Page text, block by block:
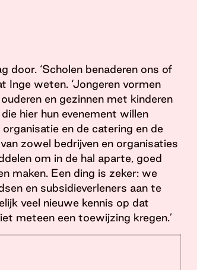
door. ‘Scholen benaderen ons of
Inge weten. ‘Jongeren vormen
en gezinnen met kinderen
hier hun evenement willen
en de catering en de
zowel bedrijven en organisaties
om in de hal aparte, goed
maken. Een ding is zeker: we
en subsidieverleners aan te
veel nieuwe kennis op dat
meteen een toewijzing kregen.’